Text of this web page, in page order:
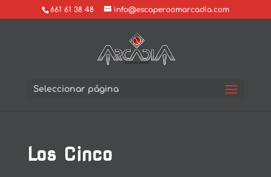
661 61 38 48 info@escaperoomarcadia.com
Seleccionar página
Los Cinco